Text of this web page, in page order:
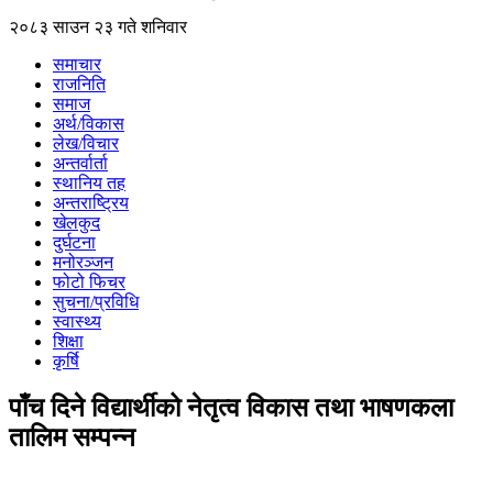
२०८३ साउन २३ गते शनिवार
समाचार
राजनिति
समाज
अर्थ/विकास
लेख/विचार
अन्तर्वार्ता
स्थानिय तह
अन्तराष्ट्रिय
खेलकुद
दुर्घटना
मनोरञ्जन
फोटो फिचर
सुचना/प्रविधि
स्वास्थ्य
शिक्षा
कृर्षि
पाँच दिने विद्यार्थीको नेतृत्व विकास तथा भाषणकला
तालिम सम्पन्न